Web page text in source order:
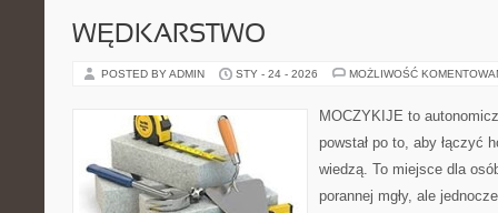
WĘDKARSTWO
POSTED BY ADMIN STY - 24 - 2026 MOŻLIWOŚĆ
MOCZYKIJE to
powstał po to, aby łączyć
wiedzą. To miejsce dla
porannej mgły, ale